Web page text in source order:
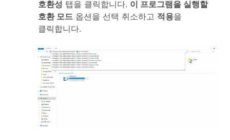
호환성 탭을 클릭합니다. 이 프로그램을 실행할
호환 모드 옵션을 선택 취소하고 적용을
클릭합니다.